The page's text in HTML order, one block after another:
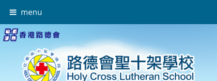
menu